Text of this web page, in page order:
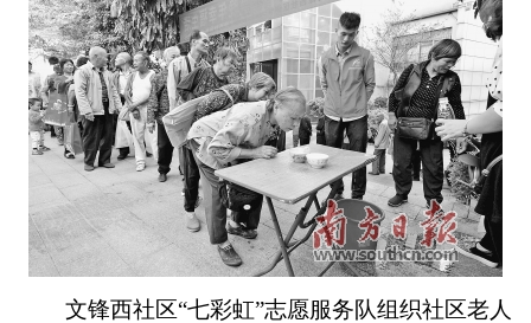
文锋西社区“七彩虹”志愿服务队组织社区老人